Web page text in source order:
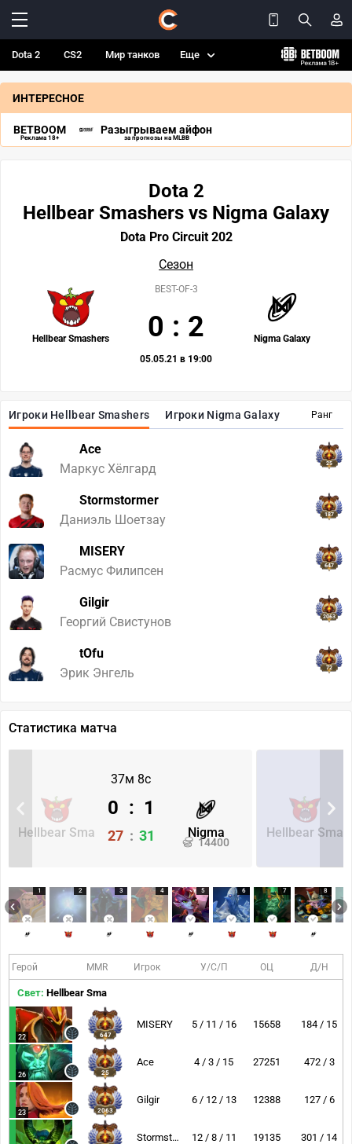
Dota 2 CS2 Мир танков Еще
ИНТЕРЕСНОЕ
BETBOOM
Реклама 18+
Разыгрываем айфон
за прогнозы на MLBB
Ранг
Игроки Hellbear Smashers Игроки Nigma Galaxy
Ace
Маркус Хёлгард
25
Stormstormer
Даниэль Шоетзау
187
MISERY
Расмус Филипсен
647
Gilgir
Георгий Свистунов
2063
tOfu
Эрик Энгель
72
Dota 2
Hellbear Smashers vs Nigma Galaxy
Dota Pro Circuit 202
Сезон
Hellbear Smashers Nigma Galaxy
BEST-OF-3
0 : 2
05.05.21 в 19:00
Статистика матча
37м 8с
Hellbear Sma Nigma
14400
0 : 1
27 : 31 Hellbear Sma
1 2 3 4 5 6 7 8
Герой MMR Игрок У/С/П ОЦ Д/Н
Свет: Hellbear Sma
22 647
MISERY 5 / 11 / 16 15658 184 / 15
26 25
Ace 4 / 3 / 15 27251 472 / 3
23 2063
Gilgir 6 / 12 / 13 12388 127 / 6
Stormstormer 12 / 8 / 11 19135 301 / 14